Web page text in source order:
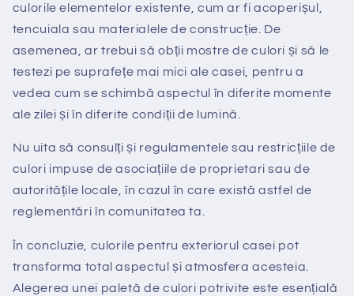
culorile elementelor existente, cum ar fi acoperișul,
tencuiala sau materialele de construcție. De
asemenea, ar trebui să obții mostre de culori și să le
testezi pe suprafețe mai mici ale casei, pentru a
vedea cum se schimbă aspectul în diferite momente
ale zilei și în diferite condiții de lumină.
Nu uita să consulți și regulamentele sau restricțiile de
culori impuse de asociațiile de proprietari sau de
autoritățile locale, în cazul în care există astfel de
reglementări în comunitatea ta.
În concluzie, culorile pentru exteriorul casei pot
transforma total aspectul și atmosfera acesteia.
Alegerea unei paletă de culori potrivite este esențială